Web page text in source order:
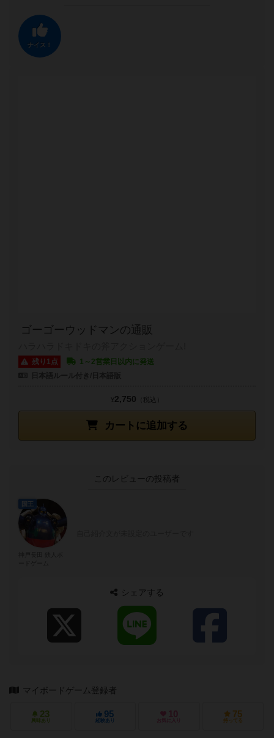
ナイス！
ゴーゴーウッドマンの通販
残り1点
1～2営業日以内に発送
カートに追加する
¥2,750 （税込）
このレビューの投稿者
国王
シェアする
マイボードゲーム登録者
23
興味あり
95
経験あり
10
お気に入り
75
持ってる